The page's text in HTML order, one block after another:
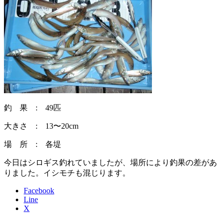
釣 果 : 49匹
大きさ : 13〜20cm
場 所 : 各堤
今日はシロギス釣れていましたが、場所により釣果の差があ
りました。イシモチも混じります。
Facebook
Line
X